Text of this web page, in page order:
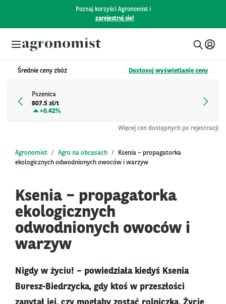
Poznaj korzyści Agronomist i
zarejestruj się!
Średnie ceny zbóż Dostosuj wyświetlanie ceny
Pszenica
807.5 zł/t
+0.42%
Więcej cen dostępnych po rejestracji
Agronomist Agro na obcasach
Ksenia – propagatorka
ekologicznych odwodnionych owoców i warzyw
Ksenia – propagatorka
ekologicznych
odwodnionych owoców i
warzyw
Nigdy w życiu! – powiedziała kiedyś Ksenia
Buresz-Biedrzycka, gdy ktoś w przeszłości